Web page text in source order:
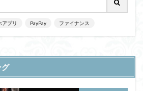
アプリ PayPay ファイナンス
グ